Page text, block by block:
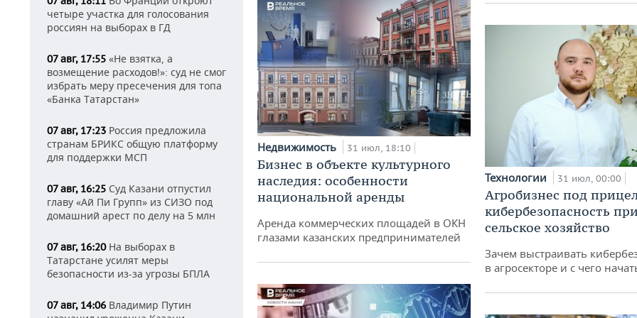
четыре участка для голосования
россиян на выборах в ГД
07 авг, 17:55 «Не взятка, а
возмещение расходов!»: суд не смог
избрать меру пресечения для топа
«Банка Татарстан»
07 авг, 17:23 Россия предложила
странам БРИКС общую платформу
для поддержки МСП
07 авг, 16:25 Суд Казани отпустил
главу «Ай Пи Групп» из СИЗО под
домашний арест по делу на 5 млн
07 авг, 16:20На выборах в
Татарстане усилят меры
безопасности из-за угрозы БПЛА
07 авг, 14:06 Владимир Путин
Недвижимость 31 июл, 18:10
Бизнес в объекте культурного
наследия: особенности
национальной аренды
Аренда коммерческих площадей в ОКН
глазами казанских предпринимателей
Технологии 31 июл, 00:00
Агробизнес под
кибербезопасность
сельское хозяйство
Зачем выстраивать
в агросекторе и с чего